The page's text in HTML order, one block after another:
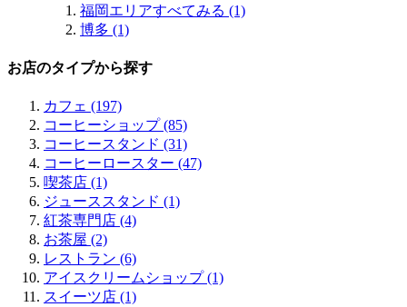
福岡エリアすべてみる (1)
博多 (1)
お店のタイプから探す
カフェ (197)
コーヒーショップ (85)
コーヒースタンド (31)
コーヒーロースター (47)
喫茶店 (1)
ジューススタンド (1)
紅茶専門店 (4)
お茶屋 (2)
レストラン (6)
アイスクリームショップ (1)
スイーツ店 (1)